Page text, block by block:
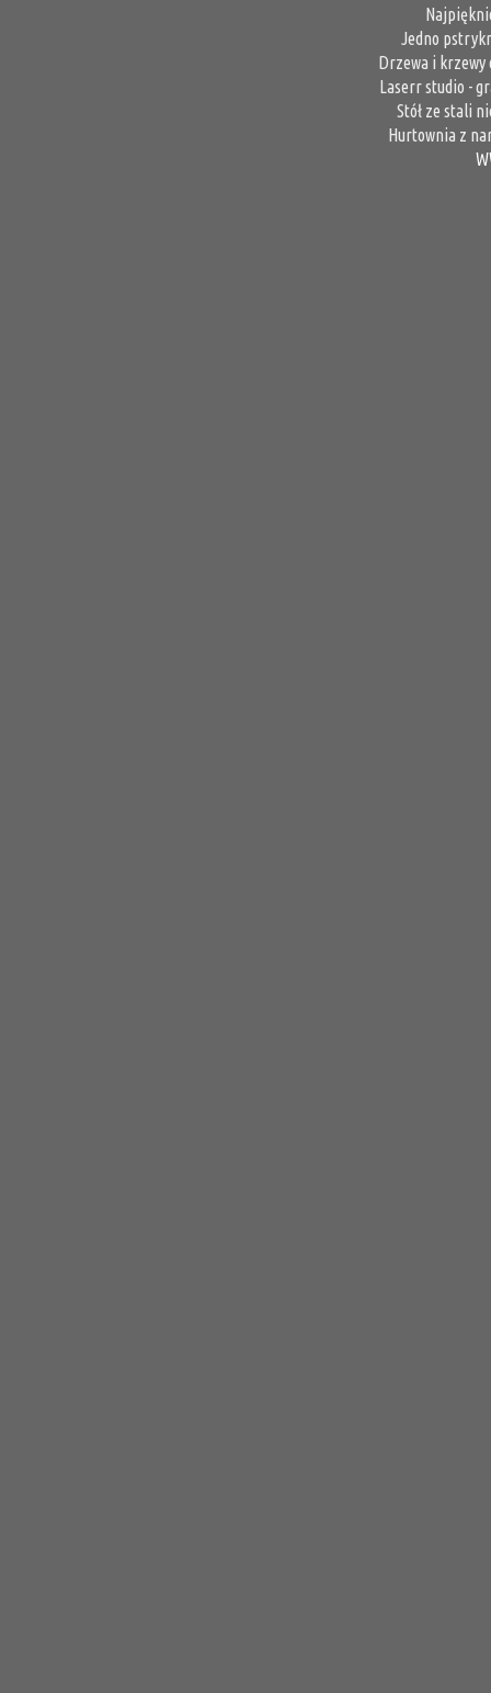
Jedno
Drzewa i krzewy
Laserr studio -
Stół ze stali
Hurtownia z